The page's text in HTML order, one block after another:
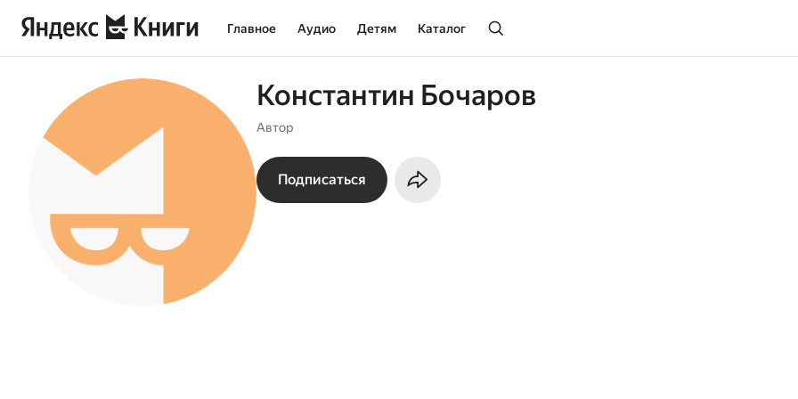
Главное Аудио Детям Каталог
Константин Бочаров
Автор
Подписаться